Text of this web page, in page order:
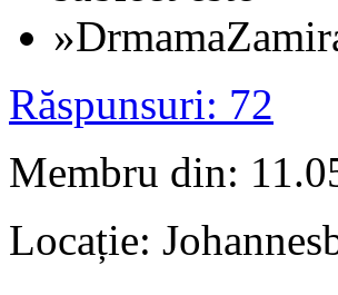
Răspunsuri: 72
Membru din:
Locație: